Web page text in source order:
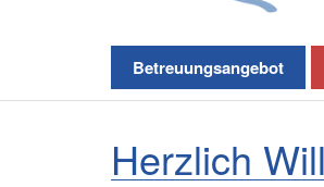
Betreuungsangebot
Herzlich